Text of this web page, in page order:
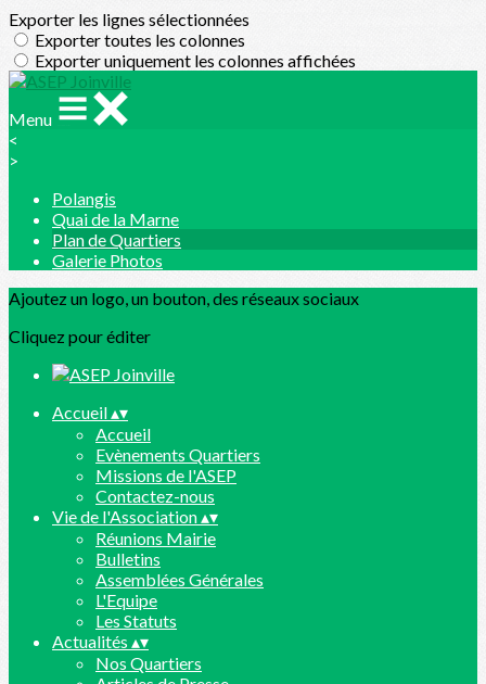
Exporter les lignes sélectionnées
Exporter toutes les colonnes
Exporter uniquement les colonnes affichées
Menu
<
>
Polangis
Quai de la Marne
Plan de Quartiers
Galerie Photos
Ajoutez un logo, un bouton, des réseaux sociaux
Cliquez pour éditer
Accueil▴▾
Accueil
Evènements Quartiers
Missions de l'ASEP
Contactez-nous
Vie de l'Association▴▾
Réunions Mairie
Bulletins
Assemblées Générales
L'Equipe
Les Statuts
Actualités ▴▾
Nos Quartiers